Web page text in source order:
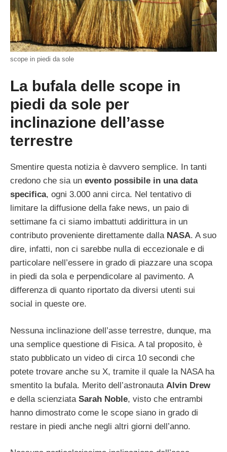
scope in piedi da sole
La bufala delle scope in
piedi da sole per
inclinazione dell’asse
terrestre
Smentire questa notizia è davvero semplice. In tanti
credono che sia un evento possibile in una data
specifica, ogni 3.000 anni circa. Nel tentativo di
limitare la diffusione della fake news, un paio di
settimane fa ci siamo imbattuti addirittura in un
contributo proveniente direttamente dalla NASA. A suo
dire, infatti, non ci sarebbe nulla di eccezionale e di
particolare nell’essere in grado di piazzare una scopa
in piedi da sola e perpendicolare al pavimento. A
differenza di quanto riportato da diversi utenti sui
social in queste ore.
Nessuna inclinazione dell’asse terrestre, dunque, ma
una semplice questione di Fisica. A tal proposito, è
stato pubblicato un video di circa 10 secondi che
potete trovare anche su X, tramite il quale la NASA ha
smentito la bufala. Merito dell’astronauta Alvin Drew
e della scienziata Sarah Noble, visto che entrambi
hanno dimostrato come le scope siano in grado di
restare in piedi anche negli altri giorni dell’anno.